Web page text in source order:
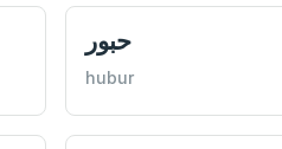
حبور
hubur